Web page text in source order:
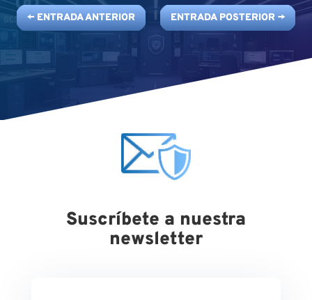
← ENTRADA ANTERIOR ENTRADA POSTERIOR→
Suscríbete a nuestra
newsletter